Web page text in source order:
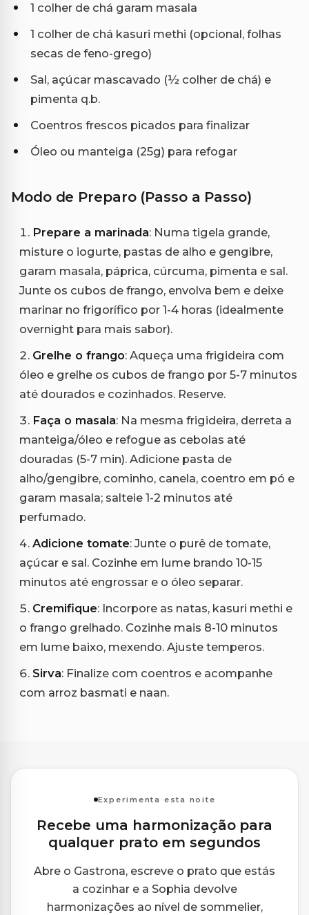
1 colher de chá garam masala
1 colher de chá kasuri methi (opcional, folhas
secas de feno-grego)
Sal, açúcar mascavado (½ colher de chá) e
pimenta q.b.
Coentros frescos picados para finalizar
Óleo ou manteiga (25g) para refogar
Modo de Preparo (Passo a Passo)
Prepare a marinada: Numa tigela grande,
misture o iogurte, pastas de alho e gengibre,
garam masala, páprica, cúrcuma, pimenta e sal.
Junte os cubos de frango, envolva bem e deixe
marinar no frigorífico por 1-4 horas (idealmente
overnight para mais sabor).
Grelhe o frango: Aqueça uma frigideira com
óleo e grelhe os cubos de frango por 5-7 minutos
até dourados e cozinhados. Reserve.
Faça o masala: Na mesma frigideira, derreta a
manteiga/óleo e refogue as cebolas até
douradas (5-7 min). Adicione pasta de
alho/gengibre, cominho, canela, coentro em pó e
garam masala; salteie 1-2 minutos até
perfumado.
Adicione tomate: Junte o purê de tomate,
açúcar e sal. Cozinhe em lume brando 10-15
minutos até engrossar e o óleo separar.
Cremifique: Incorpore as natas, kasuri methi e
o frango grelhado. Cozinhe mais 8-10 minutos
em lume baixo, mexendo. Ajuste temperos.
Sirva: Finalize com coentros e acompanhe
com arroz basmati e naan.
Experimenta esta noite
Recebe uma harmonização para
qualquer prato em segundos
Abre o Gastrona, escreve o prato que estás
a cozinhar e a Sophia devolve
harmonizações ao nível de sommelier,